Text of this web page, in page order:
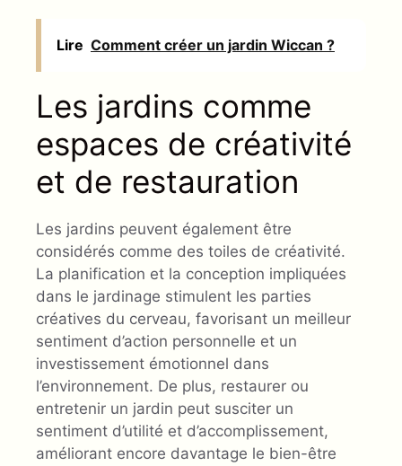
Lire Comment créer un jardin Wiccan ?
Les jardins comme
espaces de créativité
et de restauration
Les jardins peuvent également être
considérés comme des toiles de créativité.
La planification et la conception impliquées
dans le jardinage stimulent les parties
créatives du cerveau, favorisant un meilleur
sentiment d’action personnelle et un
investissement émotionnel dans
l’environnement. De plus, restaurer ou
entretenir un jardin peut susciter un
sentiment d’utilité et d’accomplissement,
améliorant encore davantage le bien-être